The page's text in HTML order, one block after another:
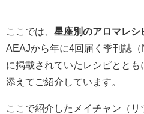
ここでは、 星座別のアロマレシ
AEAJから年に4回届く季刊誌（
に掲載されていたレシピとと
添えてご紹介しています。
ここで紹介したメイチャン（